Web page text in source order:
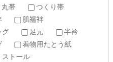
丸帯
つくり帯
肌襦袢
グ 足元
半衿
着物用たとう紙
ストール